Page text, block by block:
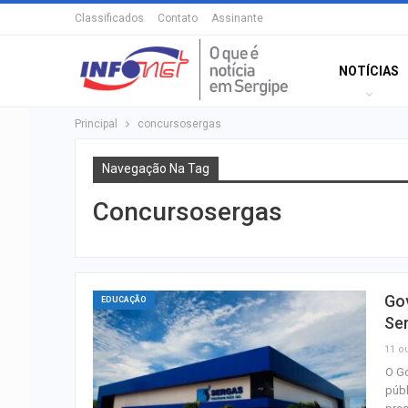
Classificados Contato Assinante
NOTÍCIAS
Principal concursosergas
Navegação Na Tag
Concursosergas
EDUCAÇÃO
11
O